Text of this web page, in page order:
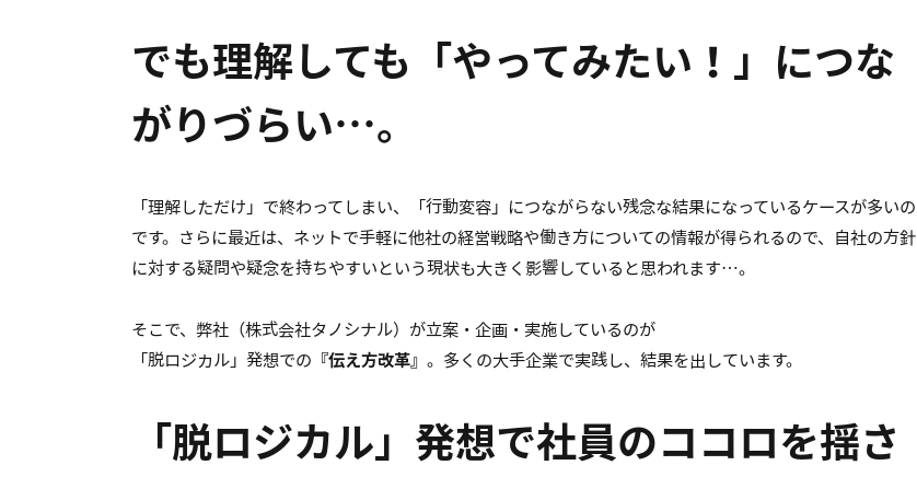
でも理解しても「やってみたい！」につな
がりづらい…。
「理解しただけ」で終わってしまい、「行動変容」につながらない残念な結果になっているケースが多いの
です。さらに最近は、ネットで手軽に他社の経営戦略や働き方についての情報が得られるので、自社の方針
に対する疑問や疑念を持ちやすいという現状も大きく影響していると思われます…。
そこで、弊社（株式会社タノシナル）が立案・企画・実施しているのが
「脱ロジカル」発想での 『伝え方改革』 。多くの大手企業で実践し、結果を出しています。
「脱ロジカル」発想で社員のココロを揺さ